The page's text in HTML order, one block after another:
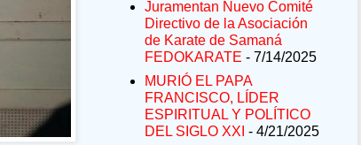
Juramentan Nuevo Comité
Directivo de la Asociación
de Karate de Samaná
FEDOKARATE - 7/14/2025
MURIÓ EL PAPA
FRANCISCO, LÍDER
ESPIRITUAL Y POLÍTICO
DEL SIGLO XXI - 4/21/2025